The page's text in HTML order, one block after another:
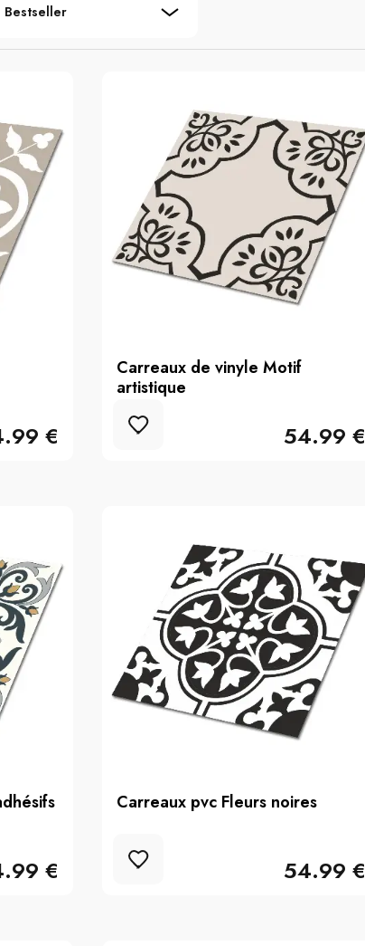
Bestseller
€
Carreaux de vinyle Motif
artistique
54.99 €
€
Carreaux pvc Fleurs noires
54.99 €